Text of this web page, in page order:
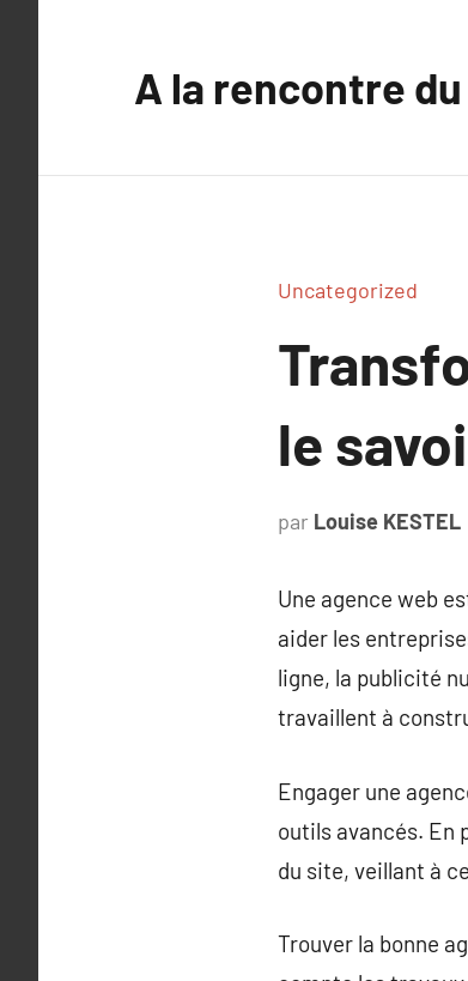
A la rencontre
Uncategorized
le
par Louise KESTEL
Une agence web
aider les
ligne, la publicité
travaillent à
Engager une
outils avancés. En
du site, veillant à
Trouver la bonne